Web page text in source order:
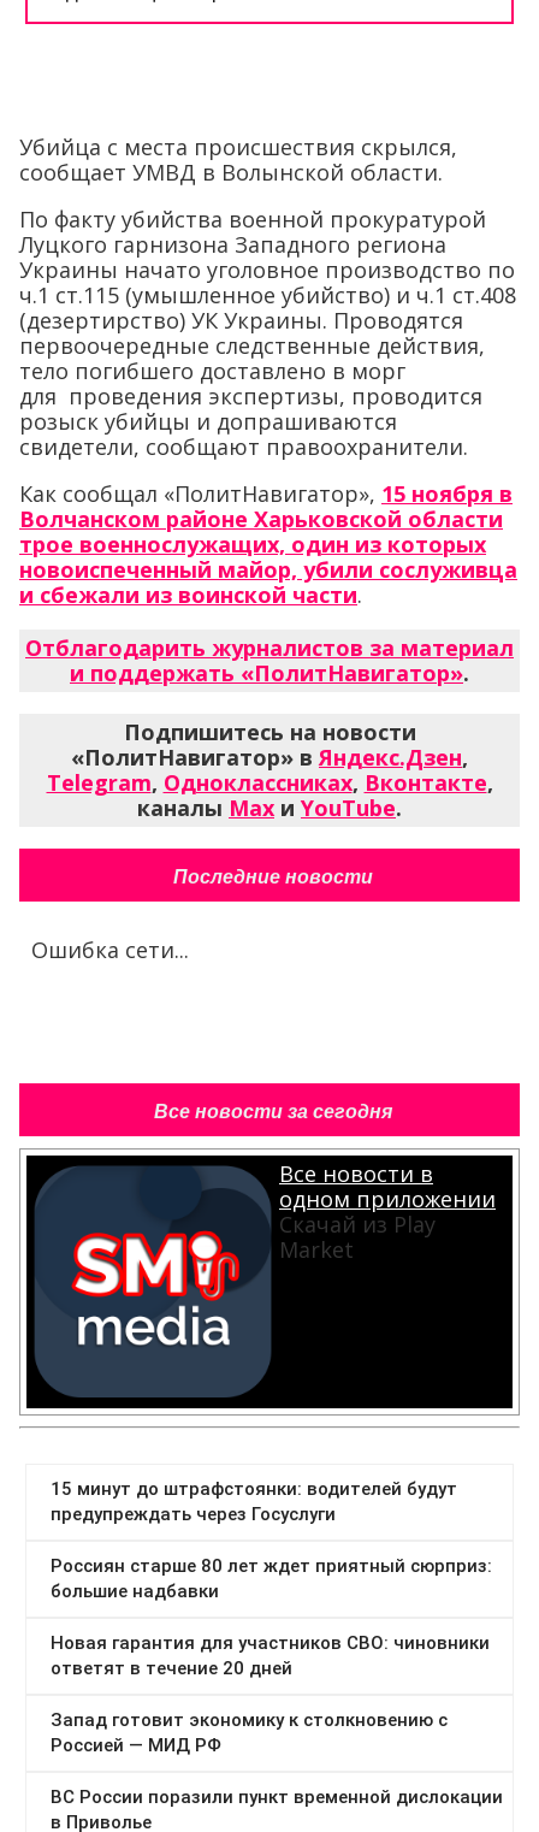
Убийца с места происшествия скрылся,
сообщает УМВД в Волынской области.
По факту убийства военной прокуратурой
Луцкого гарнизона Западного региона
Украины начато уголовное производство по
ч.1 ст.115 (умышленное убийство) и ч.1 ст.408
(дезертирство) УК Украины. Проводятся
первоочередные следственные действия,
тело погибшего доставлено в морг
для проведения экспертизы, проводится
розыск убийцы и допрашиваются
свидетели, сообщают правоохранители.
Как сообщал «ПолитНавигатор», 15 ноября в
Волчанском районе Харьковской области
трое военнослужащих, один из которых
новоиспеченный майор, убили сослуживца
и сбежали из воинской части.
Отблагодарить журналистов за материал
и поддержать «ПолитНавигатор».
Подпишитесь на новости
«ПолитНавигатор» вЯндекс.Дзен,
Telegram, Одноклассниках, Вконтакте,
каналы Max и YouTube.
Последние новости
Ошибка сети...
Все новости за сегодня
Все новости в
одном приложении
Скачай из Play
Market